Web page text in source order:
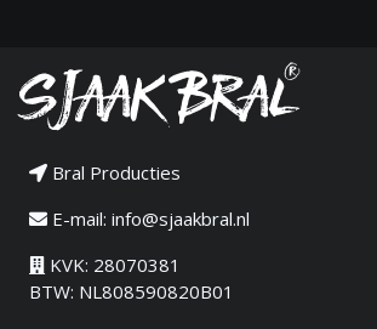
Bral Producties
E-mail: info@sjaakbral.nl
KVK: 28070381
BTW: NL808590820B01